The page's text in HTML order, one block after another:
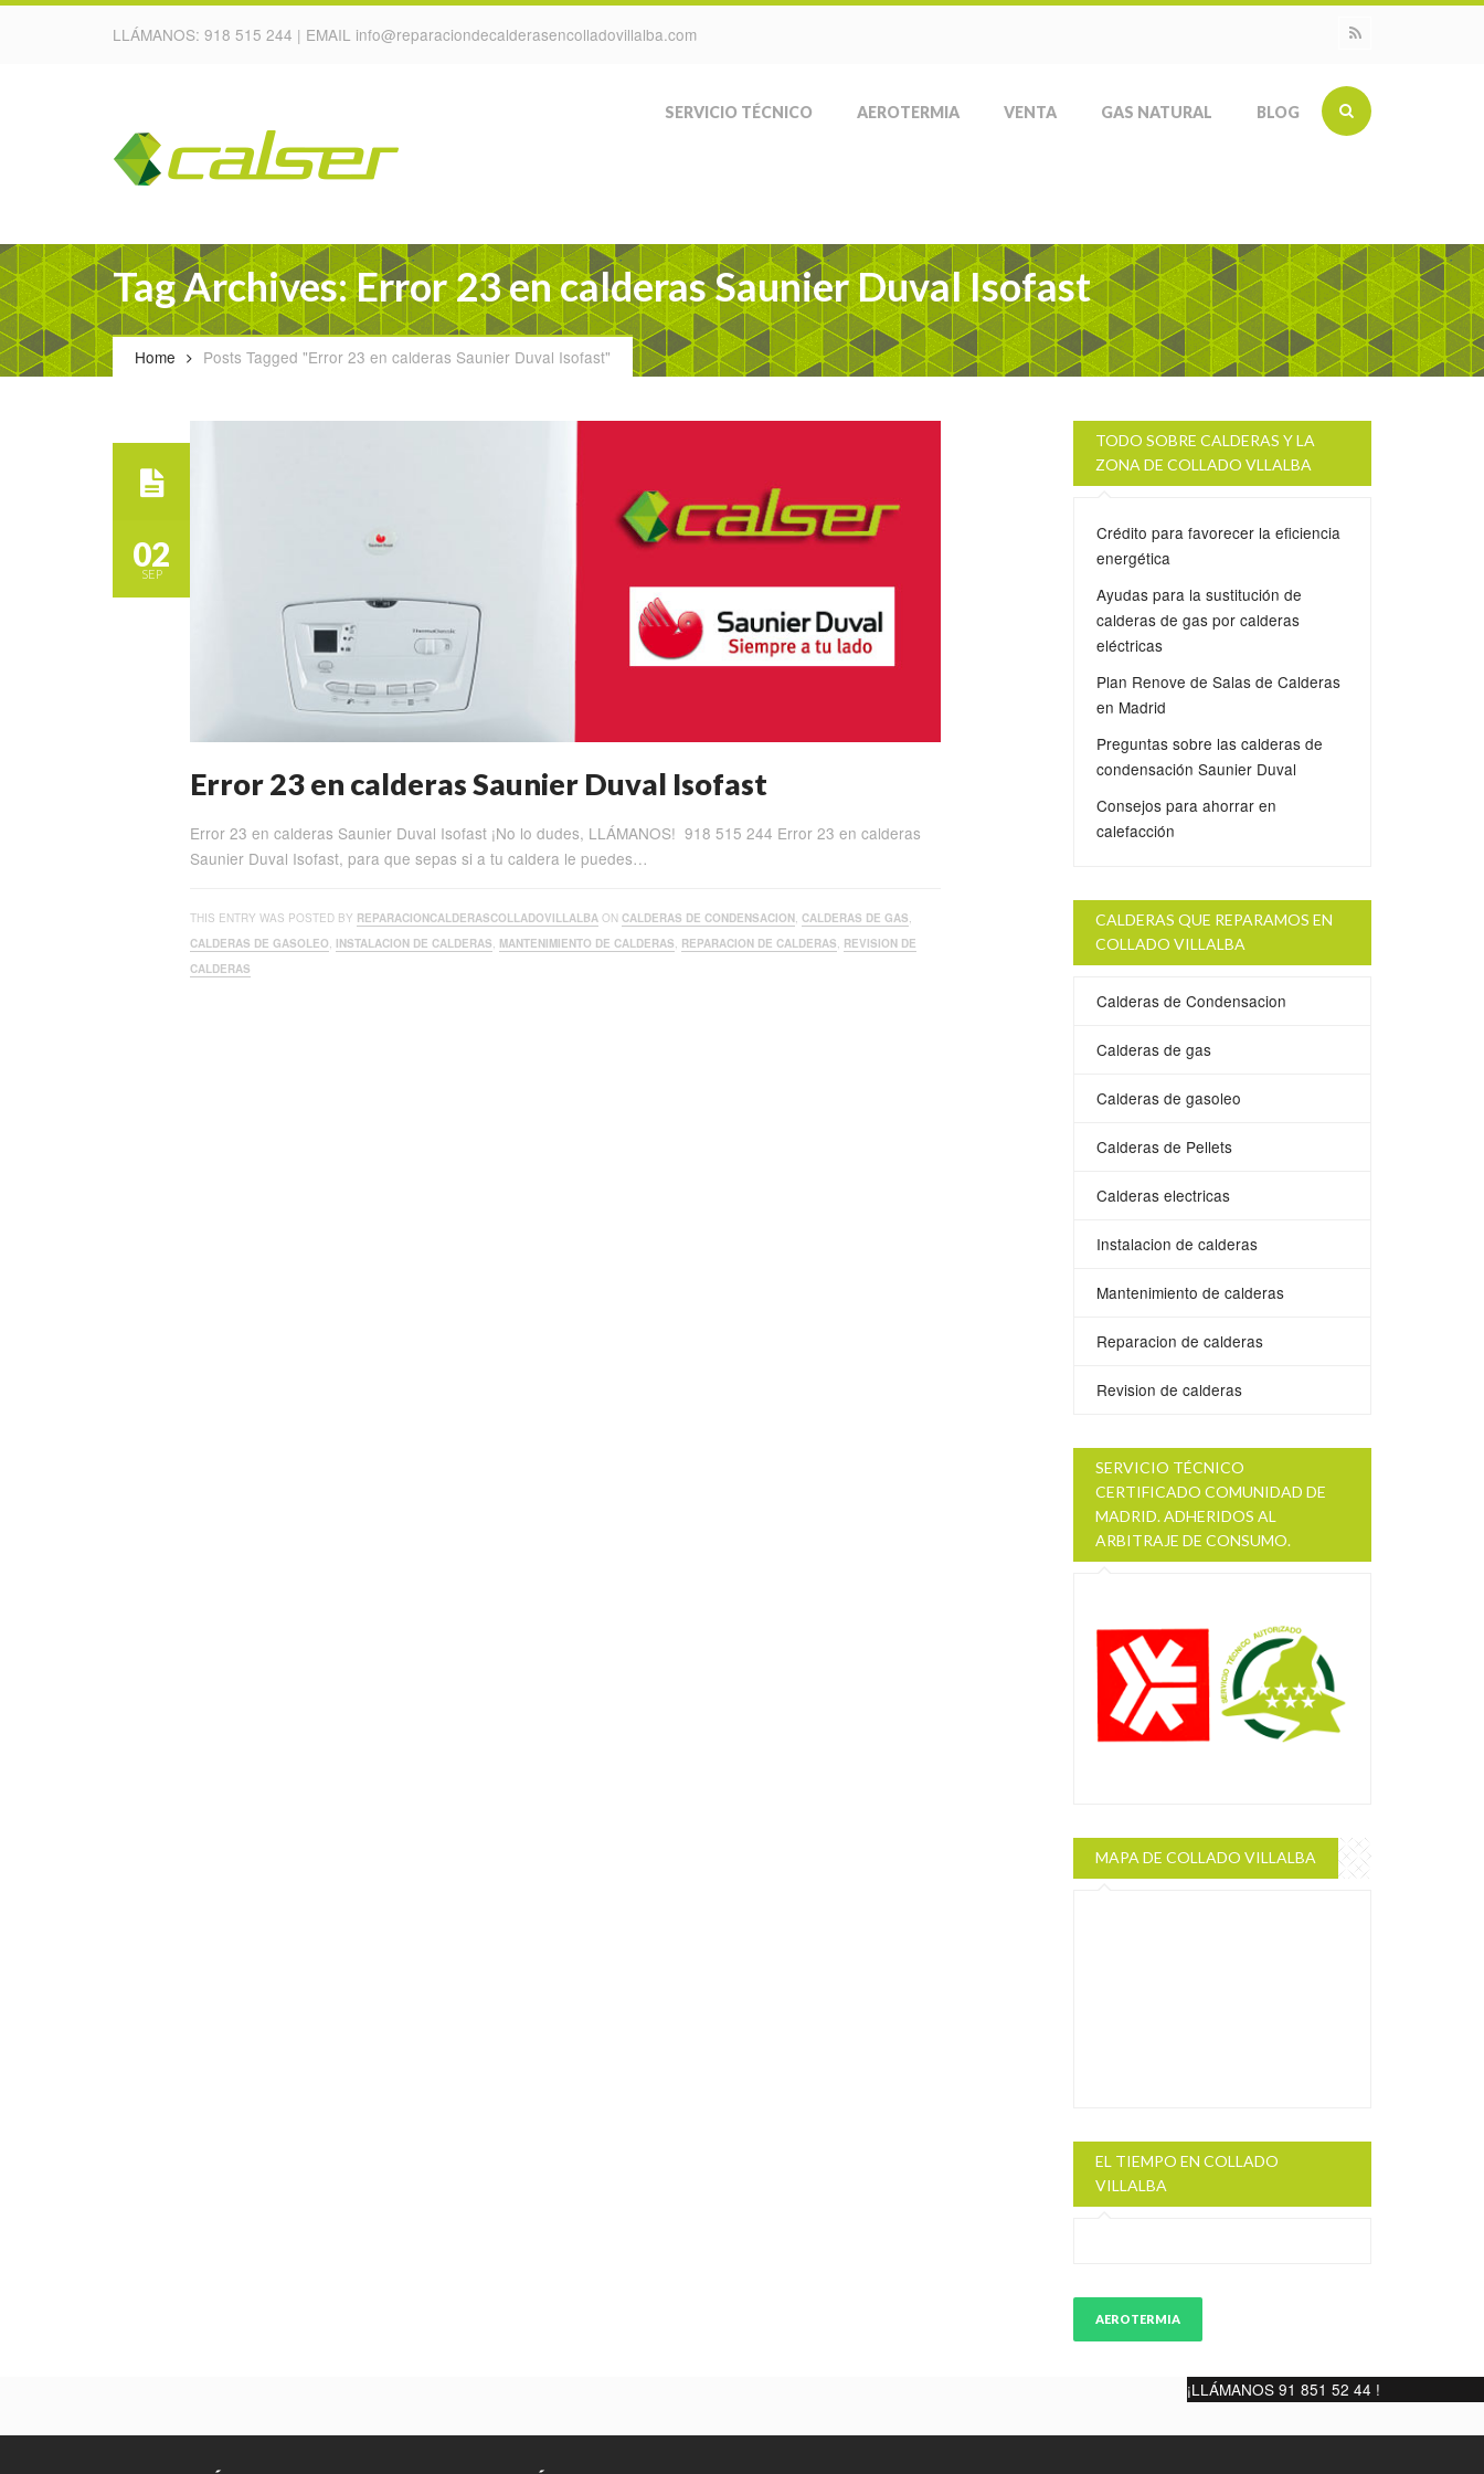
LLÁMANOS: 918 515 244 | EMAIL info@reparaciondecalderasencolladovillalba.com
SERVICIO TÉCNICO AEROTERMIA VENTA GAS NATURAL BLOG
Tag Archives: Error 23 en calderas Saunier Duval Isofast
Home Posts Tagged "Error 23 en calderas Saunier Duval Isofast"
02
SEP
Error 23 en calderas Saunier Duval Isofast
Error 23 en calderas Saunier Duval Isofast ¡No lo dudes, LLÁMANOS! 918 515 244 Error 23 en calderas
Saunier Duval Isofast, para que sepas si a tu caldera le puedes…
THIS ENTRY WAS POSTED BY REPARACIONCALDERASCOLLADOVILLALBA ON CALDERAS DE CONDENSACION, CALDERAS DE GAS,
CALDERAS DE GASOLEO, INSTALACION DE CALDERAS, MANTENIMIENTO DE CALDERAS, REPARACION DE CALDERAS, REVISION DE
CALDERAS
TODO SOBRE CALDERAS Y LA
ZONA DE COLLADO VLLALBA
Crédito para favorecer la eficiencia
energética
Ayudas para la sustitución de
calderas de gas por calderas
eléctricas
Plan Renove de Salas de Calderas
en Madrid
Preguntas sobre las calderas de
condensación Saunier Duval
Consejos para ahorrar en
calefacción
CALDERAS QUE REPARAMOS EN
COLLADO VILLALBA
Calderas de Condensacion
Calderas de gas
Calderas de gasoleo
Calderas de Pellets
Calderas electricas
Instalacion de calderas
Mantenimiento de calderas
Reparacion de calderas
Revision de calderas
SERVICIO TÉCNICO
CERTIFICADO COMUNIDAD DE
MADRID. ADHERIDOS AL
ARBITRAJE DE CONSUMO.
MAPA DE COLLADO VILLALBA
EL TIEMPO EN COLLADO
VILLALBA
AEROTERMIA
¡LLÁMANOS 91 851 52 44 !